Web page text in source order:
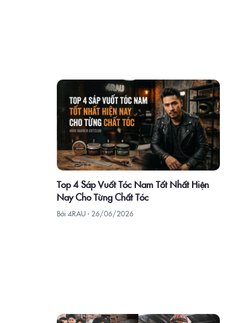
Top 4 Sáp Vuốt Tóc Nam Tốt Nhất Hiện
Nay Cho Từng Chất Tóc
Bởi 4RAU · 26/06/2026